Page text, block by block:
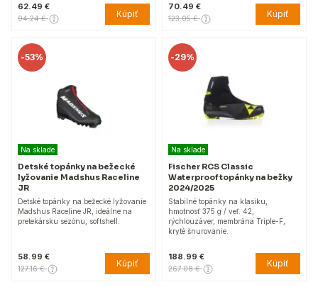
62.49 €
94.24 € Kúpiť
70.49 €
123.05 € Kúpiť
-53%
Na sklade
Detské topánky na bežecké
lyžovanie Madshus Raceline
JR
Detské topánky na bežecké lyžovanie
Madshus Raceline JR, ideálne na
pretekársku sezónu, softshell.
58.99 €
127.16 € Kúpiť
-29%
Na sklade
Fischer RCS Classic
Waterproof topánky na bežky
2024/2025
Stabilné topánky na klasiku,
hmotnosť 375 g / veľ. 42,
rýchlouzáver, membrána Triple-F,
kryté šnurovanie.
188.99 €
267.08 € Kúpiť